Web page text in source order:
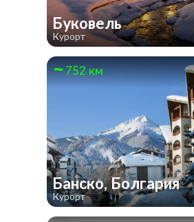
Буковель
Курорт
752 км
Банско, Болгария
Курорт